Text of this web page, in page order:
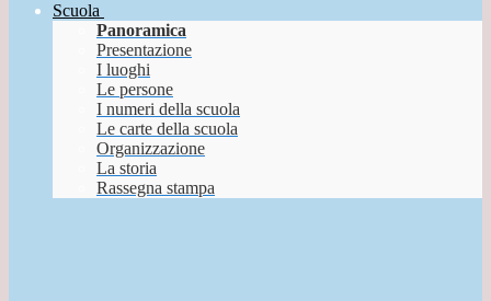
Scuola
Panoramica
Presentazione
I luoghi
Le persone
I numeri della scuola
Le carte della scuola
Organizzazione
La storia
Rassegna stampa